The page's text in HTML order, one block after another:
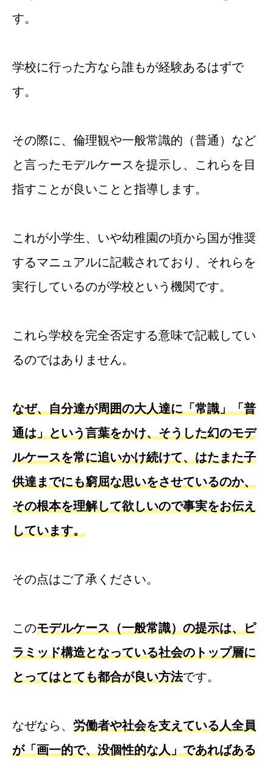
す。
学校に行った方なら誰もが経験あるはずで
す。
その際に、倫理観や一般常識的（普通）など
と言ったモデルケースを提示し、これらを目
指すことが良いことと指導します。
これが小学生、いや幼稚園の頃から国が推奨
するマニュアルに記載されており、それらを
実行しているのが学校という機関です。
これら学校を完全否定する意味で記載してい
るのではありません。
なぜ、自分達が周囲の大人達に「常識」「普
通は」という言葉をかけ、そうした幻のモデ
ルケースを常に追いかけ続けて、はたまた子
供達までにも窮屈な思いをさせているのか、
その根本を理解して欲しいので事実をお伝え
しています。
その点はご了承ください。
このモデルケース（一般常識）の提示は、ピ
ラミッド構造となっている社会のトップ層に
とってはとても都合が良い方法です。
なぜなら、 労働者や社会を支えている人全員
が「画一的で、没個性的な人」であればある